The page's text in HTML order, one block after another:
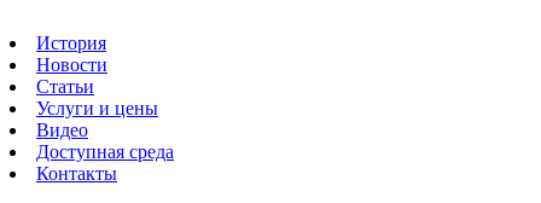
История
Новости
Статьи
Услуги и цены
Видео
Доступная среда
Контакты